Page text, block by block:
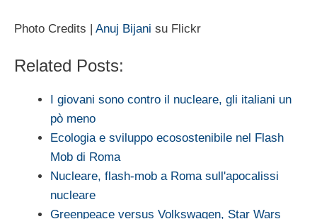
Photo Credits | Anuj Bijani su Flickr
Related Posts:
I giovani sono contro il nucleare, gli italiani un
pò meno
Ecologia e sviluppo ecosostenibile nel Flash
Mob di Roma
Nucleare, flash-mob a Roma sull'apocalissi
nucleare
Greenpeace versus Volkswagen, Star Wars